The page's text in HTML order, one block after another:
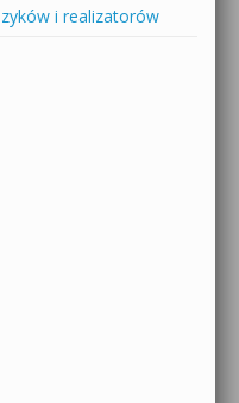
i realizatorów